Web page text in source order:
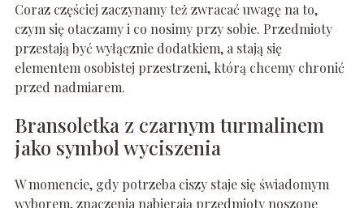
Coraz częściej zaczynamy też zwracać uwagę na to,
czym się otaczamy i co nosimy przy sobie. Przedmioty
przestają być wyłącznie dodatkiem, a stają się
elementem osobistej przestrzeni, którą chcemy chronić
przed nadmiarem.
Bransoletka z czarnym turmalinem
jako symbol wyciszenia
W momencie, gdy potrzeba ciszy staje się świadomym
wyborem, znaczenia nabierają przedmioty noszone